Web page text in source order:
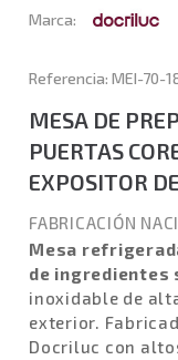
Marca:
Referencia: MEI-70-
MESA DE
PUERTAS
EXPOSITOR
FABRICACIÓN
Mesa
de ingredientes
inoxidable de
exterior.
Docriluc con